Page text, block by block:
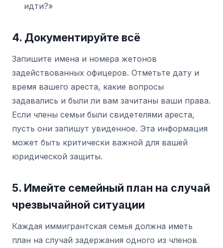
идти?»
4. Документируйте всё
Запишите имена и номера жетонов
задействованных офицеров. Отметьте дату и
время вашего ареста, какие вопросы
задавались и были ли вам зачитаны ваши права.
Если члены семьи были свидетелями ареста,
пусть они запишут увиденное. Эта информация
может быть критически важной для вашей
юридической защиты.
5. Имейте семейный план на случай
чрезвычайной ситуации
Каждая иммигрантская семья должна иметь
план на случай задержания одного из членов